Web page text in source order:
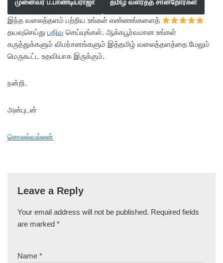
முனைவர் ப.பாண்டியராஜா தமிழ் வளர்த்த சான்றோர்கள்
இந்த வலைத்தளம் பற்றிய உங்கள் எண்ணங்களைத்
தயவுசெய்து பதிவு செய்யுங்கள். ஆக்கபூர்வமான உங்கள்
கருத்துக்களும் விமர்சனங்களும் இத்தமிழ் வலைத்தளத்தை மேலும்
மெருகூட்ட உதவியாக இருக்கும்.
நன்றி.
அன்புடன்
சொலல்வல்லன்
Leave a Reply
Your email address will not be published. Required fields
are marked *
Name *